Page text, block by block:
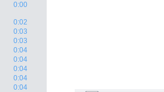
0:00
0:02
0:03
0:03
0:04
0:04
0:04
0:04
0:04